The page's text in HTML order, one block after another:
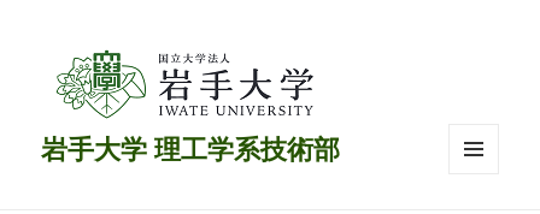
岩手大学 理工学系技術部